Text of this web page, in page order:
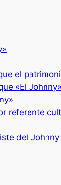
el
«El
referente
del Johnny